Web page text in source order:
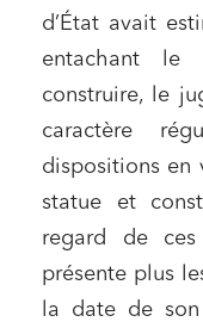
d’État avait
entachant le
construire, le
caractère
dispositions en
statue et
regard de
présente plus
la date de